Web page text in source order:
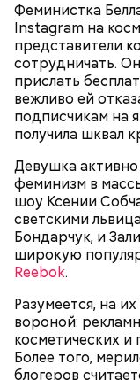
Феминистка
Instagram на
представители
сотрудничать.
прислать
вежливо ей
подписчикам на
получила шквал
Девушка
феминизм в
шоу Ксении
светскими
Бондарчук, и
широкую
Reebok.
Разумеется, на
вороной:
косметических
Более того,
блогеров
Святой Николай
покровителем
оберегает
провожают
Николая
уличных
Николаю молятся
Множество
поездки, чтобы
Николая,
отмечается
или летний.
обретении его
Кабачки
кружочками или
сердцевину.
обжарить в
Первые